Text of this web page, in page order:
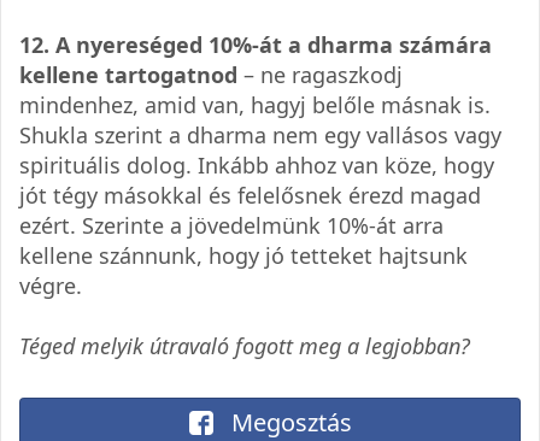
12. A nyereséged 10%-át a dharma számára
kellene tartogatnod – ne ragaszkodj
mindenhez, amid van, hagyj belőle másnak is.
Shukla szerint a dharma nem egy vallásos vagy
spirituális dolog. Inkább ahhoz van köze, hogy
jót tégy másokkal és felelősnek érezd magad
ezért. Szerinte a jövedelmünk 10%-át arra
kellene szánnunk, hogy jó tetteket hajtsunk
végre.
Téged melyik útravaló fogott meg a legjobban?
Megosztás